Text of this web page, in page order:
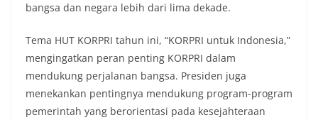
bangsa dan negara lebih dari lima dekade.
Tema HUT KORPRI tahun ini, “KORPRI untuk Indonesia,”
mengingatkan peran penting KORPRI dalam
mendukung perjalanan bangsa. Presiden juga
menekankan pentingnya mendukung program-program
pemerintah yang berorientasi pada kesejahteraan